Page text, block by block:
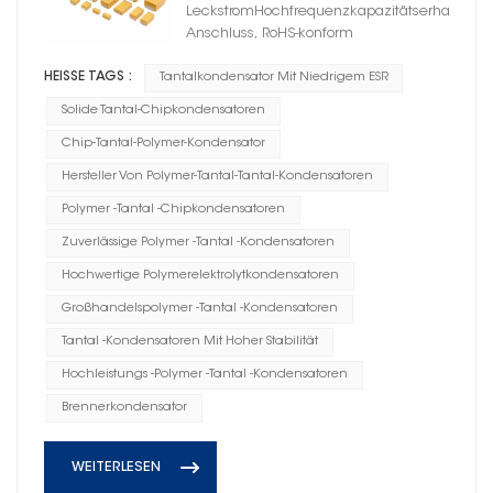
Anschluss, RoHS-konform
HEISSE TAGS : Tantalkondensator Mit Niedrigem ESR
Solide Tantal-Chipkondensatoren
Chip-Tantal-Polymer-Kondensator
Hersteller Von Polymer-Tantal-Tantal-Kondensatoren
Polymer -Tantal -Chipkondensatoren
Zuverlässige Polymer -Tantal -Kondensatoren
Hochwertige Polymerelektrolytkondensatoren
Großhandelspolymer -Tantal -Kondensatoren
Tantal -Kondensatoren Mit Hoher Stabilität
Hochleistungs -Polymer -Tantal -Kondensatoren
Brennerkondensator
WEITERLESEN